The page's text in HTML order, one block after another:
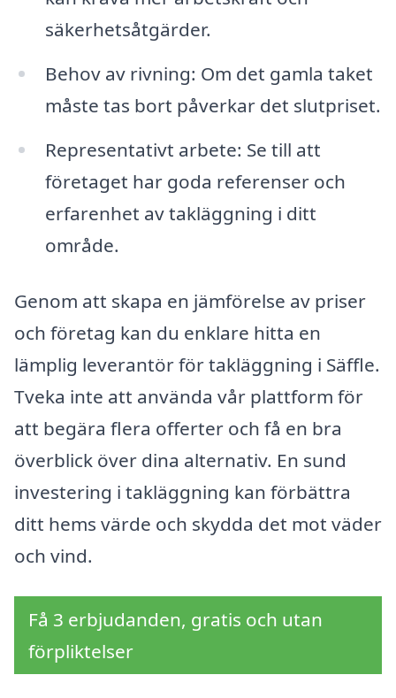
säkerhetsåtgärder.
Behov av rivning: Om det gamla taket
måste tas bort påverkar det slutpriset.
Representativt arbete: Se till att
företaget har goda referenser och
erfarenhet av takläggning i ditt
område.
Genom att skapa en jämförelse av priser
och företag kan du enklare hitta en
lämplig leverantör för takläggning i Säffle.
Tveka inte att använda vår plattform för
att begära flera offerter och få en bra
överblick över dina alternativ. En sund
investering i takläggning kan förbättra
ditt hems värde och skydda det mot väder
och vind.
Få 3 erbjudanden, gratis och utan
förpliktelser